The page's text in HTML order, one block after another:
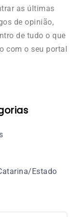
as últimas
de opinião,
de tudo o que
com o seu portal
Estado